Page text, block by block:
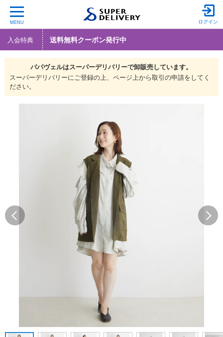
MENU ログイン
入会特典 送料無料クーポン発行中
パパヴェルはスーパーデリバリーで卸販売しています。
スーパーデリバリーにご登録の上、ページ上から取引の申請をしてく
ださい。